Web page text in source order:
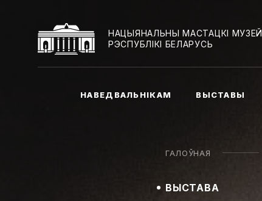
НАЦЫЯНАЛЬНЫ МАСТАЦКІ МУЗЕЙ
РЭСПУБЛІКІ БЕЛАРУСЬ
НАВЕДВАЛЬНІКАМ ВЫСТАВЫ
ГАЛОЎНАЯ
ВЫСТАВА